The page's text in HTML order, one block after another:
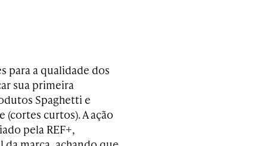
para a qualidade dos
sua primeira
Spaghetti e
curtos). A ação
pela REF+,